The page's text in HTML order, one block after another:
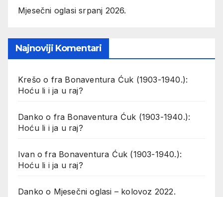
Mjesečni oglasi srpanj 2026.
Najnoviji Komentari
Krešo o fra Bonaventura Ćuk (1903-1940.):
Hoću li i ja u raj?
Danko o fra Bonaventura Ćuk (1903-1940.):
Hoću li i ja u raj?
Ivanofra Bonaventura Ćuk (1903-1940.):
Hoću li i ja u raj?
Danko o Mjesečni oglasi – kolovoz 2022.